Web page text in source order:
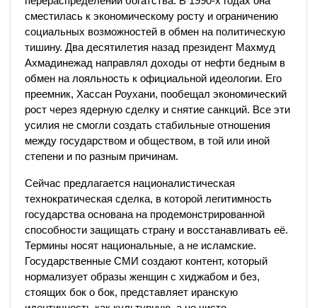
сместилась к экономическому росту и ограничению
социальных возможностей в обмен на политическую
тишину. Два десятилетия назад президент Махмуд
Ахмадинежад направлял доходы от нефти бедным в
обмен на лояльность к официальной идеологии. Его
преемник, Хассан Роухани, пообещал экономический
рост через ядерную сделку и снятие санкций. Все эти
усилия не смогли создать стабильные отношения
между государством и обществом, в той или иной
степени и по разным причинам.
Сейчас предлагается националистическая
технократическая сделка, в которой легитимность
государства основана на продемонстрированной
способности защищать страну и восстанавливать её.
Термины носят национальные, а не исламские.
Государственные СМИ создают контент, который
нормализует образы женщин с хиджабом и без,
стоящих бок о бок, представляет иранскую